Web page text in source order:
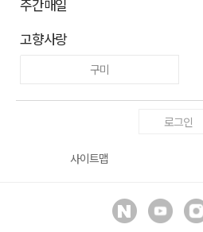
주간매일
고향사랑
구미
로그인
사이트맵